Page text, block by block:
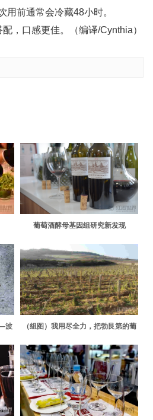
前通常会冷藏48小时。
口感更佳。（编译/Cynthia）
葡萄酒酵母基因组研究新发现
波
（组图）我用尽全力，把勃艮第的葡